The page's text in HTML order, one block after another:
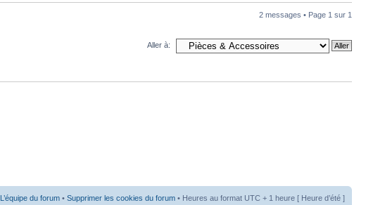
2 messages • Page 1 sur 1
Aller à:
L’équipe du forum • Supprimer les cookies du forum • Heures au format UTC + 1 heure [ Heure d’été ]